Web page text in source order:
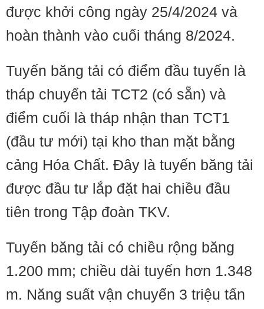
được khởi công ngày 25/4/2024 và
hoàn thành vào cuối tháng 8/2024.
Tuyến băng tải có điểm đầu tuyến là
tháp chuyển tải TCT2 (có sẵn) và
điểm cuối là tháp nhận than TCT1
(đầu tư mới) tại kho than mặt bằng
cảng Hóa Chất. Đây là tuyến băng tải
được đầu tư lắp đặt hai chiều đầu
tiên trong Tập đoàn TKV.
Tuyến băng tải có chiều rộng băng
1.200 mm; chiều dài tuyến hơn 1.348
m. Năng suất vận chuyển 3 triệu tấn